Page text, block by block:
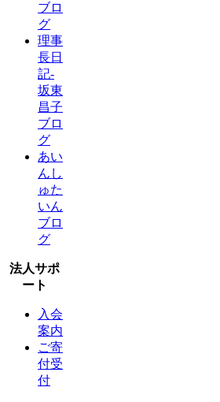
ブロ
グ
理事
長日
記-
坂東
昌子
ブロ
グ
あい
んし
ゅた
いん
ブロ
グ
法人サポ
ート
入会
案内
ご寄
付受
付